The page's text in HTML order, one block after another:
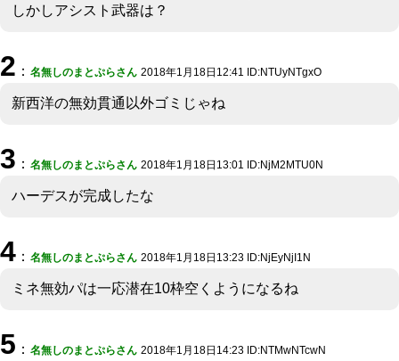
しかしアシスト武器は？
2 ： 名無しのまとぷらさん 2018年1月18日12:41 ID:NTUyNTgxO
新西洋の無効貫通以外ゴミじゃね
3 ： 名無しのまとぷらさん 2018年1月18日13:01 ID:NjM2MTU0N
ハーデスが完成したな
4 ： 名無しのまとぷらさん 2018年1月18日13:23 ID:NjEyNjI1N
ミネ無効パは一応潜在10枠空くようになるね
5 ： 名無しのまとぷらさん 2018年1月18日14:23 ID:NTMwNTcwN